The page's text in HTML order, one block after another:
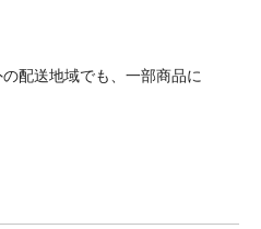
配送地域でも、一部商品に